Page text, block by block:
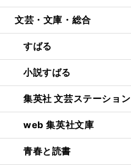
文芸・文庫・総合
すばる
小説すばる
集英社 文芸ステーション
web 集英社文庫
青春と読書